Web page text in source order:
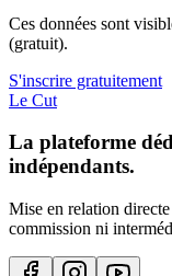
Ces données sont
(gratuit).
S'inscrire gratuitement
Le Cut
La plateforme
indépendants.
Mise en relation
commission ni